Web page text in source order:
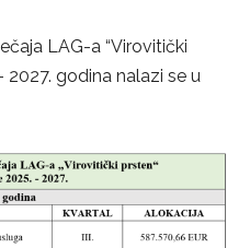
LAG-a “Virovitički
2027. godina nalazi se u